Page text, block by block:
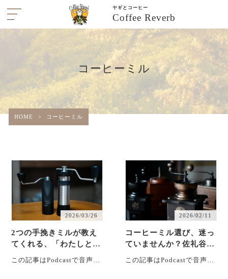
ヤギとコーヒー
Coffee Reverb
コーヒーミル
HOME > コーヒーミル
2026/03/26
2つの手挽きミルが教え
てくれる、「わたしとコ
ーヒー」の距離感
この記事はPodcastで音声解
2026/02/11
コーヒーミル選び、迷っ
ていませんか？佐礼谷ス
タンドで「挽き比べ・飲
この記事はPodcastで音声解